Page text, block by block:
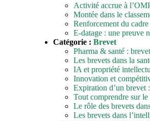
Activité accrue à
Montée dans le
Renforcement du
E-datage : une preuve
Catégorie : Brevet
Pharma & santé :
Les brevets dans la
IA et propriété
Innovation et
Expiration d’un brevet
Tout comprendre sur
Le rôle des brevets
Les brevets dans